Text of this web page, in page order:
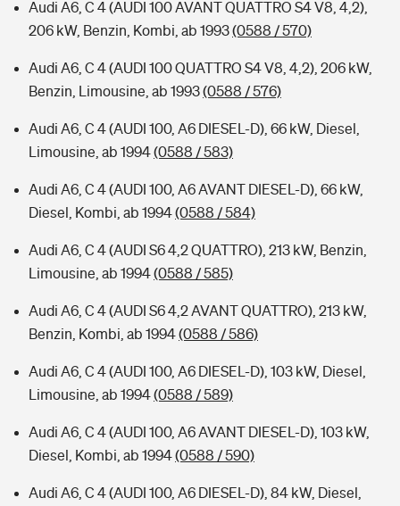
Audi A6, C 4 (AUDI 100 AVANT QUATTRO S4 V8, 4,2),
206 kW, Benzin, Kombi, ab 1993(0588 / 570)
Audi A6, C 4 (AUDI 100 QUATTRO S4 V8, 4,2), 206 kW,
Benzin, Limousine, ab 1993(0588 / 576)
Audi A6, C 4 (AUDI 100, A6 DIESEL-D), 66 kW, Diesel,
Limousine, ab 1994(0588 / 583)
Audi A6, C 4 (AUDI 100, A6 AVANT DIESEL-D), 66 kW,
Diesel, Kombi, ab 1994(0588 / 584)
Audi A6, C 4 (AUDI S6 4,2 QUATTRO), 213 kW, Benzin,
Limousine, ab 1994(0588 / 585)
Audi A6, C 4 (AUDI S6 4,2 AVANT QUATTRO), 213 kW,
Benzin, Kombi, ab 1994(0588 / 586)
Audi A6, C 4 (AUDI 100, A6 DIESEL-D), 103 kW, Diesel,
Limousine, ab 1994(0588 / 589)
Audi A6, C 4 (AUDI 100, A6 AVANT DIESEL-D), 103 kW,
Diesel, Kombi, ab 1994(0588 / 590)
Audi A6, C 4 (AUDI 100, A6 DIESEL-D), 84 kW, Diesel,